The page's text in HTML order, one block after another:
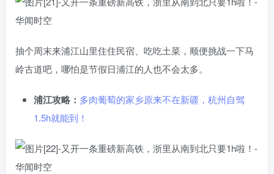
抽个周末来浦江山里住住民宿、吃吃土菜，顺便挑战一下马
岭古道吧，哪怕是节假日浦江的人也不会太多。
浦江攻略： 多肉葡萄的家乡原来不在新疆，杭州自驾
1.5h就能到！